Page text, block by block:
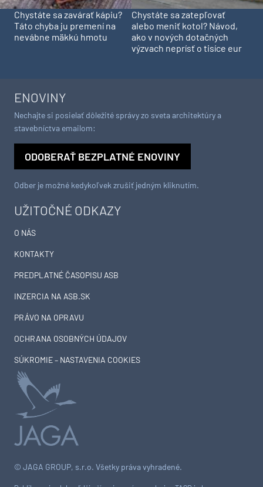
Chystáte sa zavárať kápiu?
Táto chyba ju premení na
nevábne mäkkú hmotu
Chystáte sa zatepľovať
alebo meniť kotol? Návod,
ako v nových dotačných
výzvach neprísť o tisíce eur
© JAGA GROUP, s.r.o. Všetky práva vyhradené.
UŽITOČNÉ ODKAZY
O NÁS
KONTAKTY
PREDPLATNÉ ČASOPISU ASB
INZERCIA NA ASB.SK
PRÁVO NA OPRAVU
OCHRANA OSOBNÝCH ÚDAJOV
SÚKROMIE – NASTAVENIA COOKIES
ENOVINY
Nechajte si posielať dôležité správy zo sveta architektúry a
stavebníctva emailom:
ODOBERAŤ BEZPLATNÉ ENOVINY
Odber je možné kedykoľvek zrušiť jedným kliknutím.